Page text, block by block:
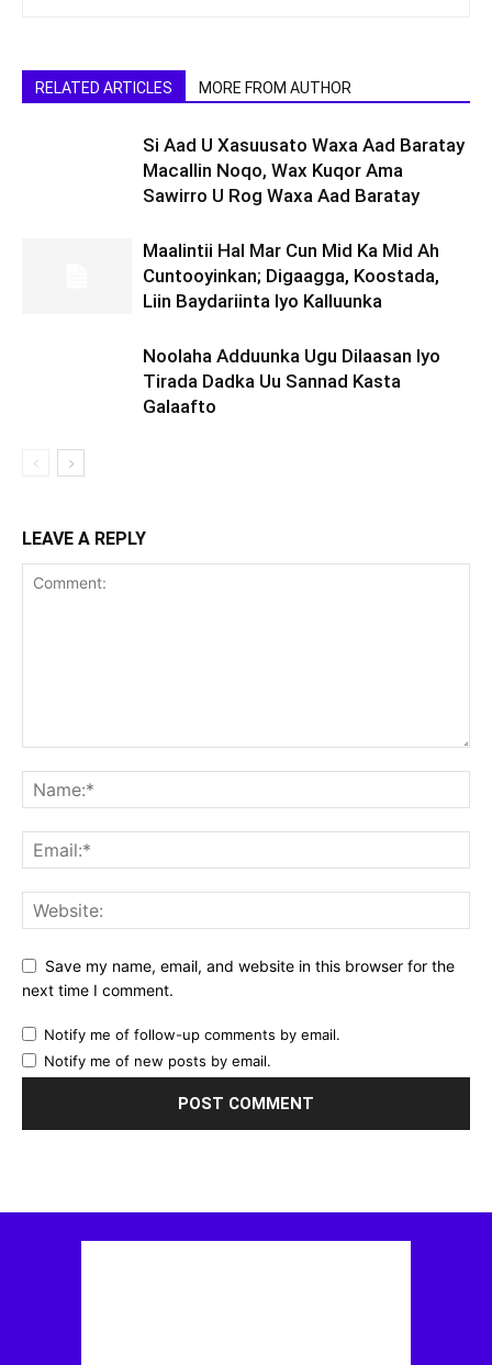
RELATED ARTICLES MORE FROM AUTHOR
Si Aad U Xasuusato Waxa Aad Baratay
Macallin Noqo, Wax Kuqor Ama
Sawirro U Rog Waxa Aad Baratay
Maalintii Hal Mar Cun Mid Ka Mid Ah
Cuntooyinkan; Digaagga, Koostada,
Liin Baydariinta Iyo Kalluunka
Noolaha Adduunka Ugu Dilaasan Iyo
Tirada Dadka Uu Sannad Kasta
Galaafto
LEAVE A REPLY
Save my name, email, and website in this browser for the
next time I comment.
Notify me of follow-up comments by email.
Notify me of new posts by email.